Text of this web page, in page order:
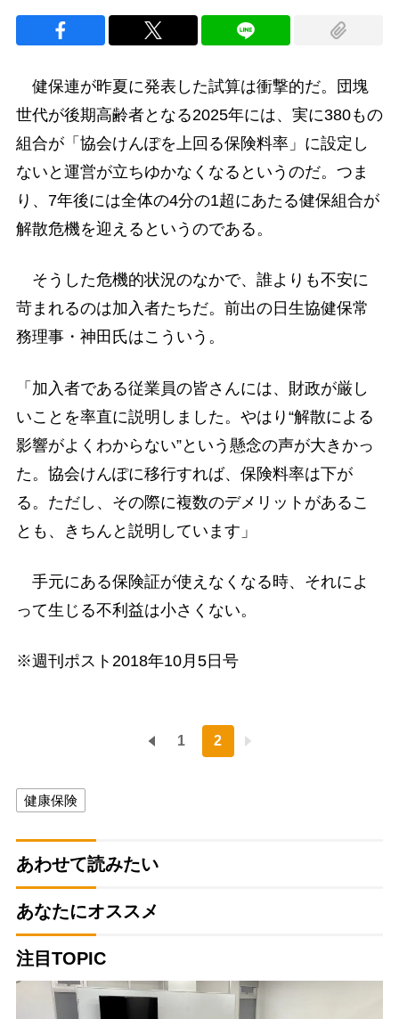
健保連が昨夏に発表した試算は衝撃的だ。団塊
世代が後期高齢者となる2025年には、実に380もの
組合が「協会けんぽを上回る保険料率」に設定し
ないと運営が立ちゆかなくなるというのだ。つま
り、7年後には全体の4分の1超にあたる健保組合が
解散危機を迎えるというのである。
そうした危機的状況のなかで、誰よりも不安に
苛まれるのは加入者たちだ。前出の日生協健保常
務理事・神田氏はこういう。
「加入者である従業員の皆さんには、財政が厳し
いことを率直に説明しました。やはり“解散による
影響がよくわからない”という懸念の声が大きかっ
た。協会けんぽに移行すれば、保険料率は下が
る。ただし、その際に複数のデメリットがあるこ
とも、きちんと説明しています」
手元にある保険証が使えなくなる時、それによ
って生じる不利益は小さくない。
※週刊ポスト2018年10月5日号
1 2
健康保険
あわせて読みたい
あなたにオススメ
注目TOPIC